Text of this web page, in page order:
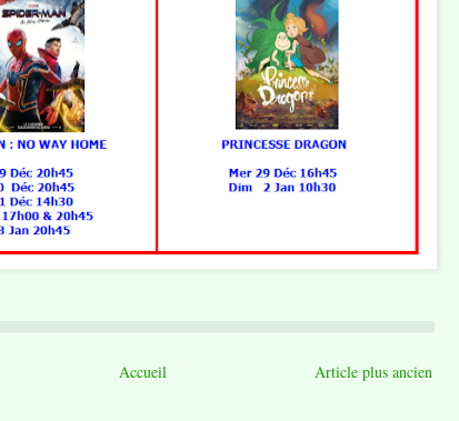
Article plus ancien
Accueil